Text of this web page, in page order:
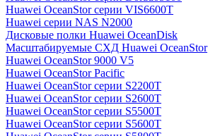
Huawei OceanStor серии VIS6600T
Huawei серии NAS N2000
Дисковые полки Huawei OceanDisk
Масштабируемые СХД Huawei OceanStor
Huawei OceanStor 9000 V5
Huawei OceanStor Pacific
Huawei OceanStor серии S2200T
Huawei OceanStor серии S2600T
Huawei OceanStor серии S5500T
Huawei OceanStor серии S5600T